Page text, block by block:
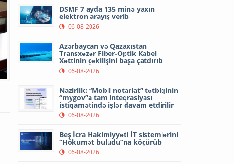
DSMF 7 ayda 135 minə yaxın
elektron arayış verib
06-08-2026
Azərbaycan və Qazaxıstan
Transxəzər Fiber-Optik Kabel
Xəttinin çəkilişini başa çatdırıb
06-08-2026
Nazirlik: “Mobil notariat” tətbiqinin
“mygov”a tam inteqrasiyası
istiqamətində işlər davam etdirilir
06-08-2026
Beş İcra Hakimiyyəti İT sistemlərini
“Hökumət buludu”na köçürüb
06-08-2026